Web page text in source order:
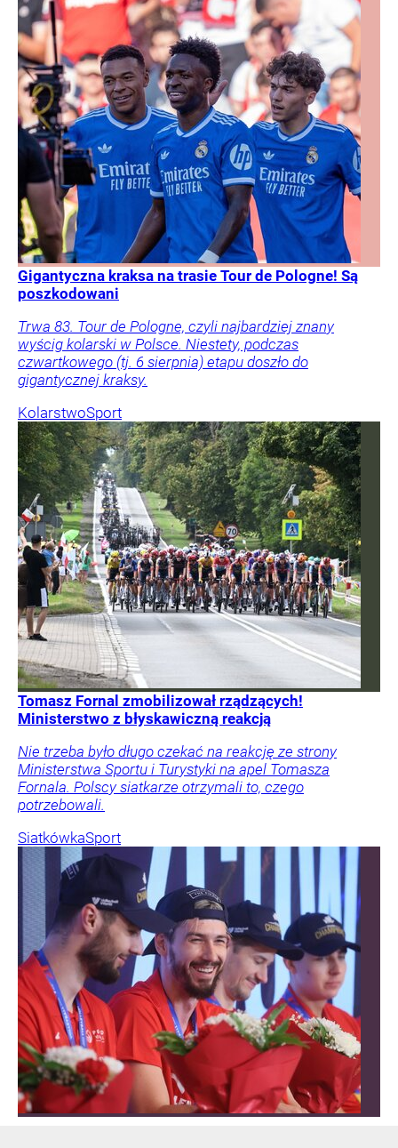
Gigantyczna kraksa na trasie Tour de Pologne! Są
poszkodowani
Trwa 83. Tour de Pologne, czyli najbardziej znany
wyścig kolarski w Polsce. Niestety, podczas
czwartkowego (tj. 6 sierpnia) etapu doszło do
gigantycznej kraksy.
KolarstwoSport
Tomasz Fornal zmobilizował rządzących!
Ministerstwo z błyskawiczną reakcją
Nie trzeba było długo czekać na reakcję ze strony
Ministerstwa Sportu i Turystyki na apel Tomasza
Fornala. Polscy siatkarze otrzymali to, czego
potrzebowali.
SiatkówkaSport